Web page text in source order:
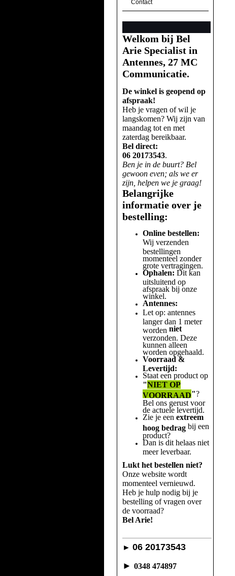
Contact
Welkom bij Bel
Arie Specialist in
Antennes, 27 MC
Communicatie.
De winkel is geopend op
afspraak!
Heb je vragen of wil je
langskomen? Wij zijn van
maandag tot en met
zaterdag bereikbaar.
Bel direct:
06 20173543.
Ben je in de buurt? Bel
gewoon even; als we er
zijn, helpen we je graag!
Belangrijke
informatie over je
bestelling:
Online bestellen:
Wij verzenden
bestellingen
momenteel zonder
grote vertragingen.
Ophalen: Dit kan
uitsluitend op
afspraak bij onze
winkel.
Antennes:
Let op: antennes
langer dan 1 meter
worden niet
verzonden. Deze
kunnen alleen
worden opgehaald.
Voorraad &
Levertijd:
Staat een product op
"NIET OP
VOORRAAD"?
Bel ons gerust voor
de actuele levertijd.
Zie je een extreem
hoog bedragbij een
product?
Dan is dit helaas niet
meer leverbaar.
Lukt het bestellen niet?
Onze website wordt
momenteel vernieuwd.
Heb je hulp nodig bij je
bestelling of vragen over
de voorraad?
Bel Arie!
► 06 20173543
► 0348 474897